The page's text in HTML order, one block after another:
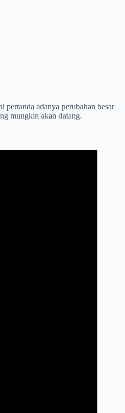
adanya perubahan besar
mungkin akan datang.